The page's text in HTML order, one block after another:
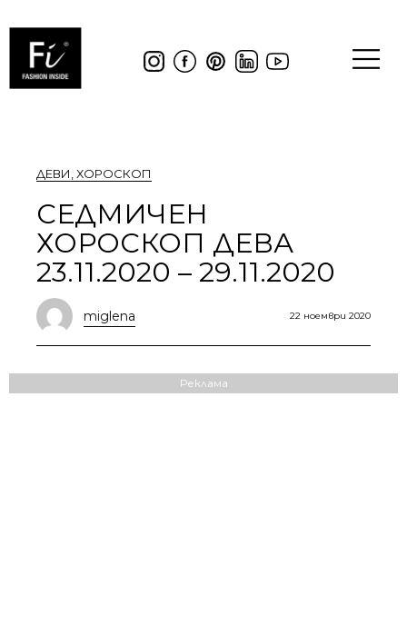
ДЕВИ ХОРОСКОП
СЕДМИЧЕН
ХОРОСКОП ДЕВА
23.11.2020 – 29.11.2020
miglena 22 ноември 2020
Реклама